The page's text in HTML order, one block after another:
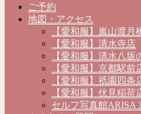
ご予約
地図・アクセス
【愛和服】嵐山渡月
【愛和服】清水寺店
【愛和服】清水八坂
【愛和服】京都駅前
【愛和服】祇園四条
【愛和服】伏見稲荷
セルフ写真館ARISA